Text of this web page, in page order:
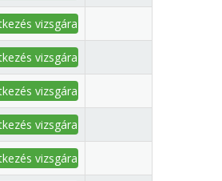
vizsgára
vizsgára
vizsgára
vizsgára
vizsgára